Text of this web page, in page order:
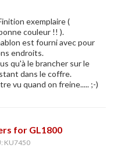
exemplaire (
couleur !! ).
est fourni avec pour
endroits.
qu'à le brancher sur le
dans le coffre.
vu quand on freine..... ;-)
for GL1800
KU7450